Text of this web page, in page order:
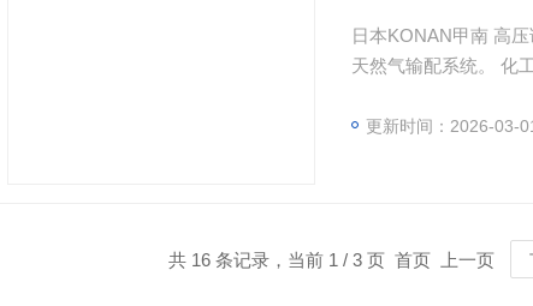
日本KONAN甲南 高压调节器 电磁阀
天然气输配系统。 化
更新时间：2026-03-
共 16 条记录，当前 1 / 3 页 首页 上一页